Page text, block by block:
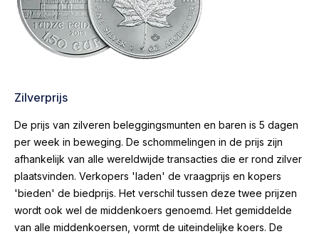
Zilverprijs
De prijs van zilveren beleggingsmunten en baren is 5 dagen
per week in beweging. De schommelingen in de prijs zijn
afhankelijk van alle wereldwijde transacties die er rond zilver
plaatsvinden. Verkopers 'laden' de vraagprijs en kopers
'bieden' de biedprijs. Het verschil tussen deze twee prijzen
wordt ook wel de middenkoers genoemd. Het gemiddelde
van alle middenkoersen, vormt de uiteindelijke koers. De